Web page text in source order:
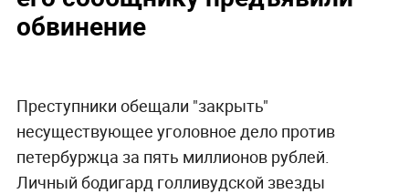
обвинение
Преступники обещали "закрыть"
несуществующее уголовное дело против
петербуржца за пять миллионов рублей.
Личный бодигард голливудской звезды